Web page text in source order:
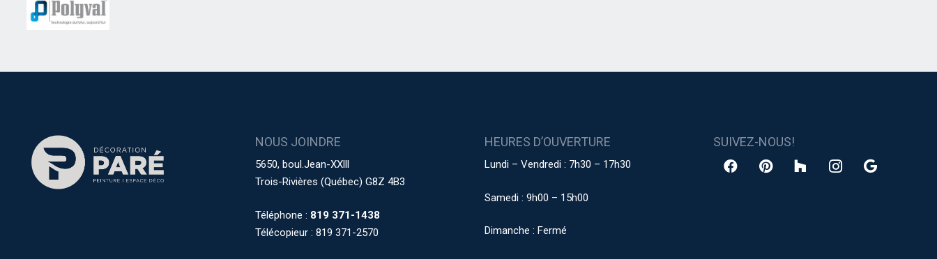
NOUS JOINDRE
5650, boul.Jean-XXlll
Trois-Rivières (Québec) G8Z 4B3
Téléphone : 819 371-1438
Télécopieur : 819 371-2570
HEURES D’OUVERTURE
Lundi – Vendredi : 7h30 – 17h30
Samedi : 9h00 – 15h00
Dimanche : Fermé
SUIVEZ-NOUS!